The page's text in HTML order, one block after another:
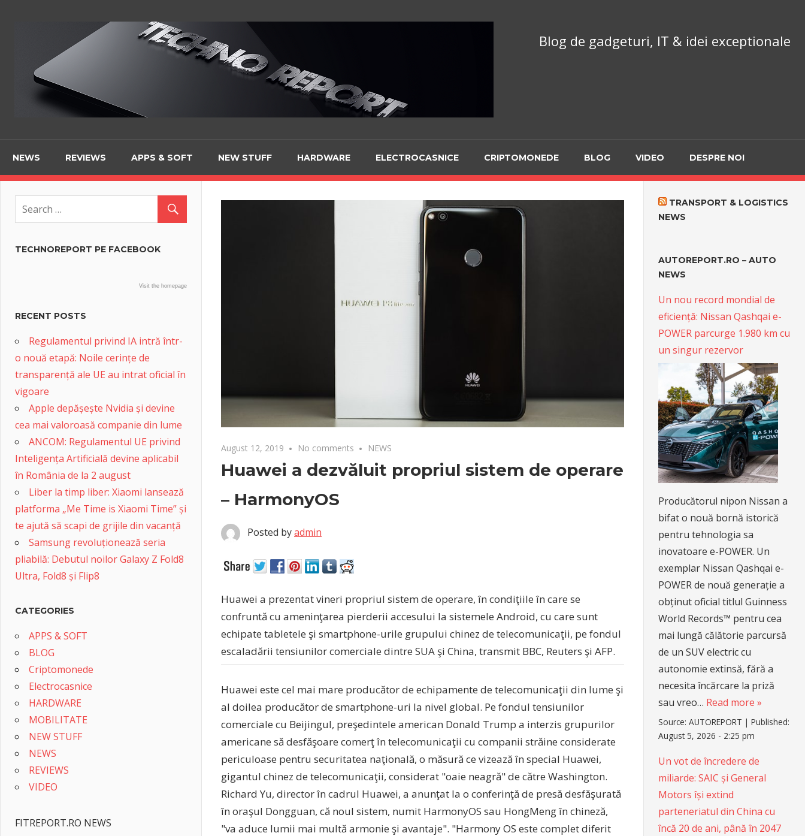
TechnoReport.ro
Blog de gadgeturi, IT & idei exceptionale
NEWS REVIEWS APPS & SOFT NEW STUFF HARDWARE ELECTROCASNICE CRIPTOMONEDE BLOG VIDEO DESPRE NOI
August 12, 2019 No comments NEWS
Huawei a dezvăluit propriul sistem de operare
– HarmonyOS
Posted byadmin
Huawei a prezentat vineri propriul sistem de operare, în condiţiile în care se
confruntă cu ameninţarea pierderii accesului la sistemele Android, cu care sunt
echipate tabletele şi smartphone-urile grupului chinez de telecomunicaţii, pe fondul
escaladării tensiunilor comerciale dintre SUA şi China, transmit BBC, Reuters şi AFP.
Huawei este cel mai mare producător de echipamente de telecomunicaţii din lume şi
al doilea producător de smartphone-uri la nivel global. Pe fondul tensiunilor
comerciale cu Beijingul, preşedintele american Donald Trump a interzis grupurilor
americane să desfăşoare comerţ în telecomunicaţii cu companii străine considerate
periculoase pentru securitatea naţională, o măsură ce vizează în special Huawei,
gigantul chinez de telecomunicaţii, considerat "oaie neagră" de către Washington.
Richard Yu, director în cadrul Huawei, a anunţat la o conferinţă de presă desfăşurată
în oraşul Dongguan, că noul sistem, numit HarmonyOS sau HongMeng în chineză,
"va aduce lumii mai multă armonie şi avantaje". "Harmony OS este complet diferit
TECHNOREPORT PE FACEBOOK
Visit the homepage
RECENT POSTS
Regulamentul privind IA intră într-
o nouă etapă: Noile cerințe de
transparență ale UE au intrat oficial în
vigoare
Apple depășește Nvidia și devine
cea mai valoroasă companie din lume
ANCOM: Regulamentul UE privind
Inteligența Artificială devine aplicabil
în România de la 2 august
Liber la timp liber: Xiaomi lansează
platforma „Me Time is Xiaomi Time” și
te ajută să scapi de grijile din vacanță
Samsung revoluționează seria
pliabilă: Debutul noilor Galaxy Z Fold8
Ultra, Fold8 și Flip8
CATEGORIES
APPS & SOFT
BLOG
Criptomonede
Electrocasnice
HARDWARE
MOBILITATE
NEW STUFF
NEWS
REVIEWS
VIDEO
FITREPORT.RO NEWS
TRANSPORT & LOGISTICS
NEWS
AUTOREPORT.RO – AUTO
NEWS
Un nou record mondial de
eficiență: Nissan Qashqai e-
POWER parcurge 1.980 km cu
un singur rezervor
Producătorul nipon Nissan a
bifat o nouă bornă istorică
pentru tehnologia sa
inovatoare e-POWER. Un
exemplar Nissan Qashqai e-
POWER de nouă generație a
obținut oficial titlul Guinness
World Records™ pentru cea
mai lungă călătorie parcursă
de un SUV electric cu
autonomie extinsă, fără a
necesita încărcare la priză
sau vreo… Read more »
Source:AUTOREPORT |Published:
August 5, 2026 - 2:25 pm
Un vot de încredere de
miliarde: SAIC și General
Motors își extind
parteneriatul din China cu
încă 20 de ani, până în 2047